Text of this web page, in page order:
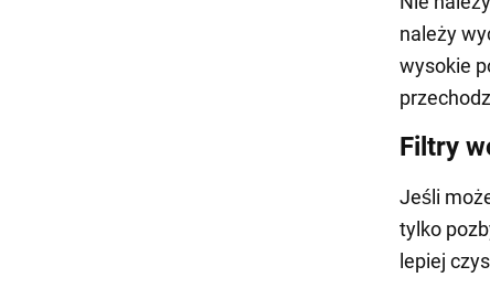
należy
wysokie
Filtry
Jeśli
tylko
lepiej